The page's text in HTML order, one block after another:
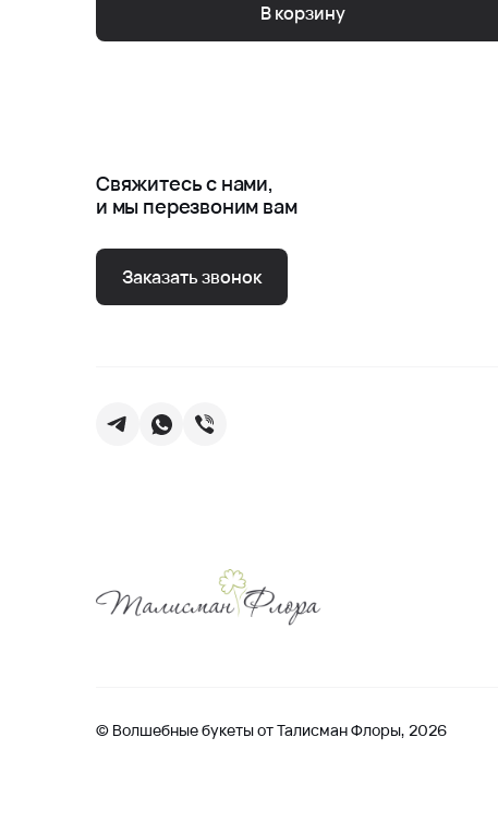
В корзину
Свяжитесь с нами,
и мы перезвоним вам
Заказать звонок
© Волшебные букеты от Талисман Флоры, 2026